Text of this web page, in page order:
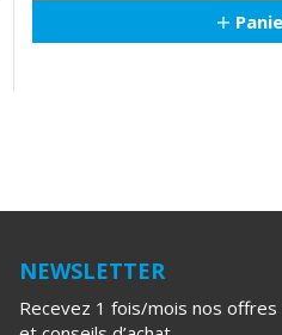
NEWSLETTER
Recevez 1 fois/mois nos